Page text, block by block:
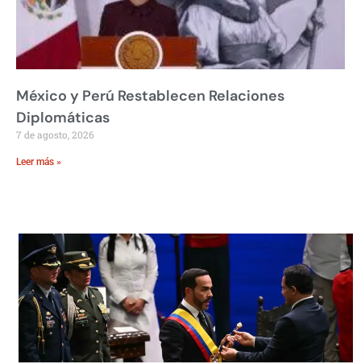
México y Perú Restablecen Relaciones
Diplomáticas
7 de agosto, 2026
Leer más »